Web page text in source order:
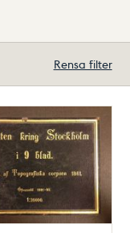
Rensa filter